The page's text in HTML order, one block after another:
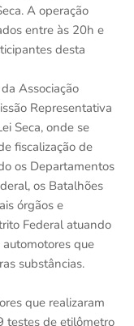
A operação
entre às 20h e
desta
Associação
Representativa
Seca, onde se
fiscalização de
os Departamentos
os Batalhões
órgãos e
Federal atuando
que
substâncias.
que realizaram
testes de etilômetro